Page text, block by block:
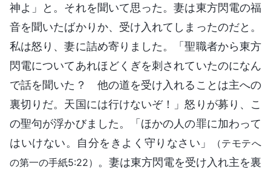
神よ」と。それを聞いて思った。妻は東方閃電の福
音を聞いたばかりか、受け入れてしまったのだと。
私は怒り、妻に詰め寄りました。「聖職者から東方
閃電についてあれほどくぎを刺されていたのになん
で話を聞いた？ 他の道を受け入れることは主への
裏切りだ。天国には行けないぞ！」怒りが募り、こ
の聖句が浮かびました。「ほかの人の罪に加わって
はいけない。自分をきよく守りなさい」
（テモテへ
の第一の手紙5:22） 。妻は東方閃電を受け入れ主を裏